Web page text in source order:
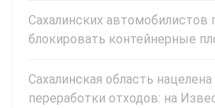
Сахалинских
блокировать контейнерные
Сахалинская область нацелена
переработки отходов: на